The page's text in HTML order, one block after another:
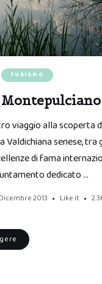
TURISMO
viaggio alla scoperta
Valdichiana senese, tra
di fama
dedicato …
2013 Like it